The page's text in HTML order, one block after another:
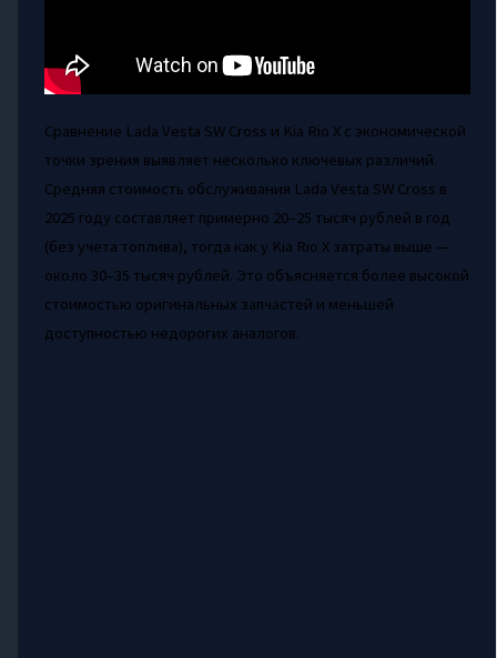
Сравнение Lada Vesta SW Cross и Kia Rio X с экономической
точки зрения выявляет несколько ключевых различий.
Средняя стоимость обслуживания Lada Vesta SW Cross в
2025 году составляет примерно 20–25 тысяч рублей в год
(без учета топлива), тогда как у Kia Rio X затраты выше —
около 30–35 тысяч рублей. Это объясняется более высокой
стоимостью оригинальных запчастей и меньшей
доступностью недорогих аналогов.